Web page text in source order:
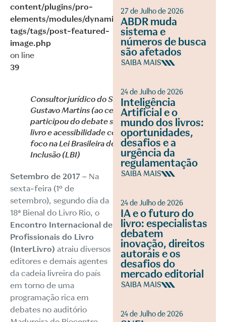
content/plugins/pro-
elements/modules/dynamic-
tags/tags/post-featured-
image.php
on line
39
Consultor jurídico do SNEL,
Gustavo Martins (ao centro)
participou do debate sobre
livro e acessibilidade com
foco na Lei Brasileira de
Inclusão (LBI)
Setembro de 2017 – Na
sexta-feira (1º de
setembro), segundo dia da
18ª Bienal do Livro Rio, o
Encontro Internacional de
Profissionais do Livro
(InterLivro) atraiu diversos
editores e demais agentes
da cadeia livreira do país
em torno de uma
programação rica em
debates no auditório
27 de Julho de 2026
ABDR muda
sistema e
números de busca
são afetados
SAIBA MAIS
24 de Julho de 2026
Inteligência
Artificial e o
mundo dos livros:
oportunidades,
desafios e a
urgência da
regulamentação
SAIBA MAIS
24 de Julho de 2026
IA e o futuro do
livro: especialistas
debatem
inovação, direitos
autorais e os
desafios do
mercado editorial
SAIBA MAIS
24 de Julho de 2026